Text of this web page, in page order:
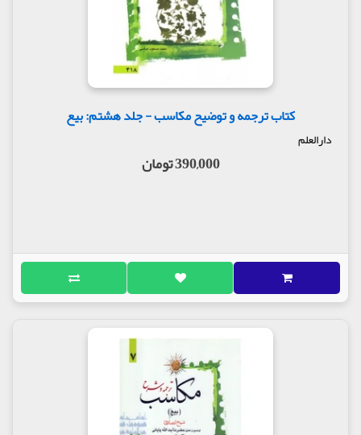
کتاب ترجمه و توضیح مکاسب - جلد هشتم: بیع
دارالعلم
390,000 تومان